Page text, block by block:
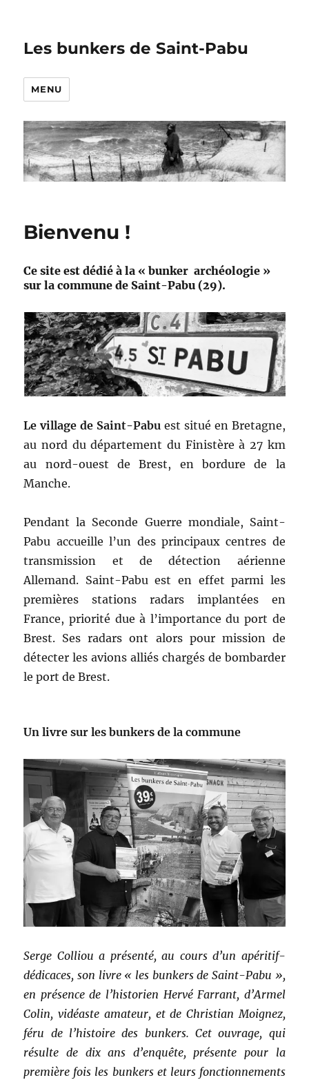
Les bunkers de Saint-Pabu
MENU
Bienvenu !
Ce site est dédié à la « bunker archéologie »
sur la commune de Saint-Pabu (29).
Le village de Saint-Pabu est situé en Bretagne,
au nord du département du Finistère à 27 km
au nord-ouest de Brest, en bordure de la
Manche.
Pendant la Seconde Guerre mondiale, Saint-
Pabu accueille l’un des principaux centres de
transmission et de détection aérienne
Allemand. Saint-Pabu est en effet parmi les
premières stations radars implantées en
France, priorité due à l’importance du port de
Brest. Ses radars ont alors pour mission de
détecter les avions alliés chargés de bombarder
le port de Brest.
Un livre sur les bunkers de la commune
Serge Colliou a présenté, au cours d’un apéritif-
dédicaces, son livre « les bunkers de Saint-Pabu »,
en présence de l’historien Hervé Farrant, d’Armel
Colin, vidéaste amateur, et de Christian Moignez,
féru de l’histoire des bunkers. Cet ouvrage, qui
résulte de dix ans d’enquête, présente pour la
première fois les bunkers et leurs fonctionnements